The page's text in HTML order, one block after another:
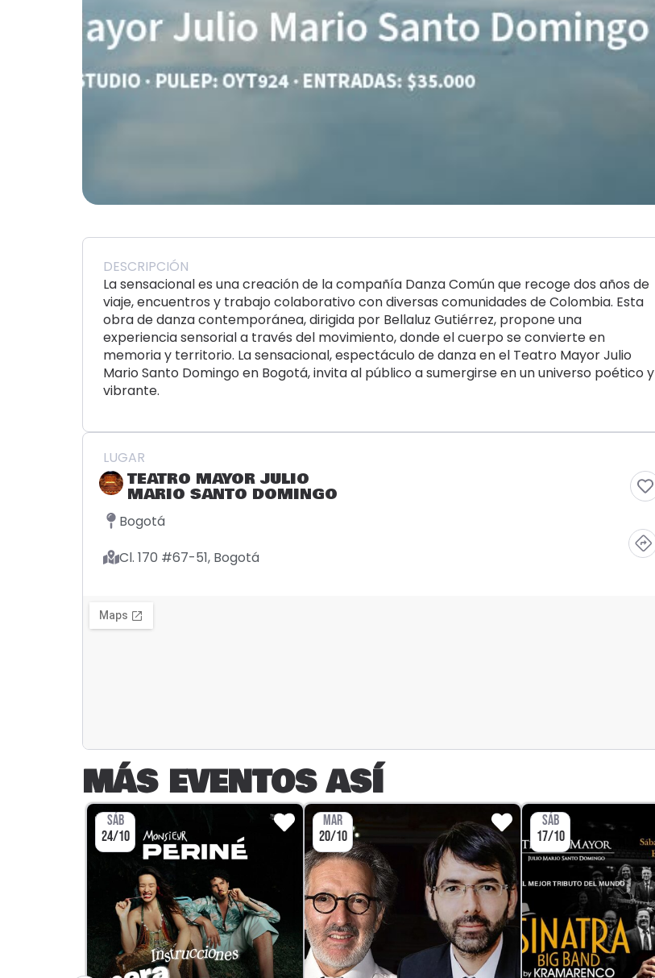
DESCRIPCIÓN
La sensacional es una creación de la compañía Danza Común que recoge dos años de
viaje, encuentros y trabajo colaborativo con diversas comunidades de Colombia. Esta
obra de danza contemporánea, dirigida por Bellaluz Gutiérrez, propone una
experiencia sensorial a través del movimiento, donde el cuerpo se convierte en
memoria y territorio. La sensacional, espectáculo de danza en el Teatro Mayor Julio
Mario Santo Domingo en Bogotá, invita al público a sumergirse en un universo poético y
vibrante.
LUGAR
TEATRO MAYOR JULIO
MARIO SANTO DOMINGO
Bogotá
Cl. 170 #67-51, Bogotá
MÁS EVENTOS ASÍ
SÁB
24/10
MAR
20/10
SÁB
17/10